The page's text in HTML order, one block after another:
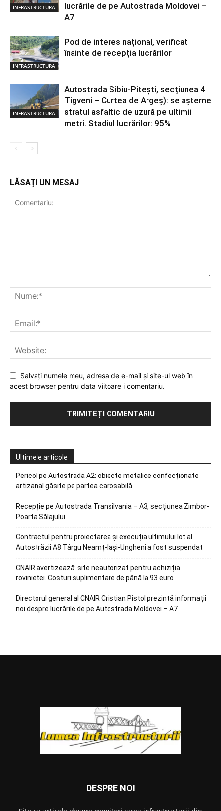
INFRASTRUCTURA
lucrările de pe Autostrada Moldovei –
A7
INFRASTRUCTURA
Pod de interes național, verificat
înainte de recepția lucrărilor
INFRASTRUCTURA
Autostrada Sibiu-Pitești, secțiunea 4
Tigveni – Curtea de Argeș): se așterne
stratul asfaltic de uzură pe ultimii
metri. Stadiul lucrărilor: 95%
LĂSAȚI UN MESAJ
Salvați numele meu, adresa de e-mail și site-ul web în
acest browser pentru data viitoare i comentariu.
Ultimele articole
Pericol pe Autostrada A2: obiecte metalice confecționate
artizanal găsite pe partea carosabilă
Recepție pe Autostrada Transilvania – A3, secțiunea Zimbor-
Poarta Sălajului
Contractul pentru proiectarea și execuția ultimului lot al
Autostrăzii A8 Târgu Neamț-Iași-Ungheni a fost suspendat
CNAIR avertizează: site neautorizat pentru achiziția
rovinietei. Costuri suplimentare de până la 93 euro
Directorul general al CNAIR Cristian Pistol prezintă informații
noi despre lucrările de pe Autostrada Moldovei – A7
DESPRE NOI